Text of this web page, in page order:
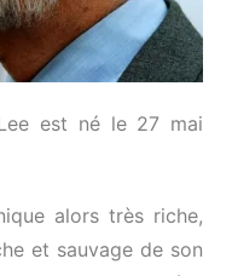
est né le 27 mai
alors très riche,
et sauvage de son